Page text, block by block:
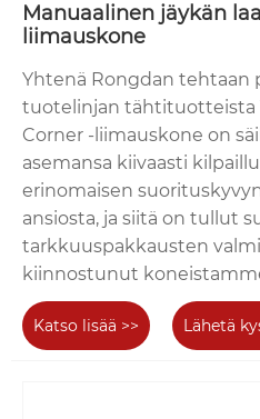
Manuaalinen jäykän
liimauskone
Yhtenä Rongdan tehtaan
tuotelinjan tähtituotteista
Corner -liimauskone on
asemansa kiivaasti
erinomaisen
ansiosta, ja siitä on tullut
tarkkuuspakkausten
kiinnostunut
Katso lisää >> Lähetä